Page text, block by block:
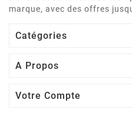
marque, avec des offres
Catégories
A Propos
Votre Compte